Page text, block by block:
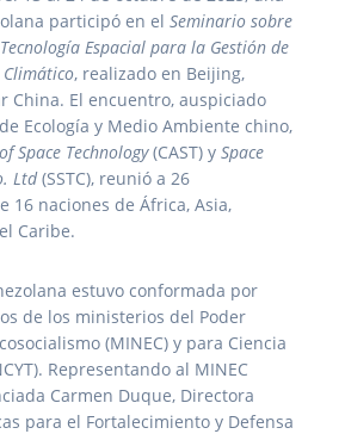
participó en el Seminario sobre
Espacial para la Gestión de
Climático, realizado en Beijing,
China. El encuentro, auspiciado
Ecología y Medio Ambiente chino,
Space Technology(CAST) y Space
Ltd(SSTC), reunió a 26
16 naciones de África, Asia,
Caribe.
estuvo conformada por
de los ministerios del Poder
(MINEC) y para Ciencia
Representando al MINEC
Carmen Duque, Directora
para el Fortalecimiento y Defensa